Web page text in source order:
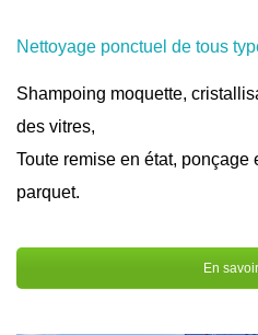
Nettoyage ponctuel de tous
Shampoing moquette,
des vitres,
Toute remise en état, ponçage
parquet.
En